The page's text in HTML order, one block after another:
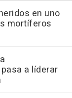
en uno
mortíferos
a líderar